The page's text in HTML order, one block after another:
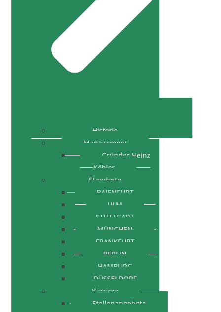
Historie
Management
Gründer Heinz
Köhler
Standorte
BAIENFURT
ULM
STUTTGART
MÜNCHEN
FRANKFURT
BERLIN
HAMBURG
DÜSSELDORF
Karriere
Stellenangebote